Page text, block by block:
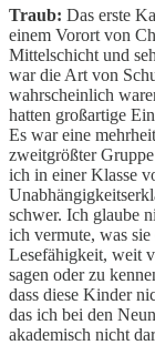
Traub: Das erste
einem Vorort von
Mittelschicht und
war die Art von
wahrscheinlich
hatten großartige
Es war eine
zweitgrößter
ich in einer Klasse
schwer. Ich glaube
ich vermute, was
Lesefähigkeit, weit
sagen oder zu
dass diese Kinder
das ich bei den
akademisch nicht